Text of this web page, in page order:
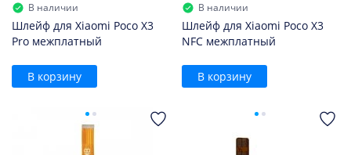
В наличии
Шлейф для Xiaomi Poco X3
Pro межплатный
В корзину
В наличии
Шлейф для Xiaomi Poco X3
NFC межплатный
В корзину